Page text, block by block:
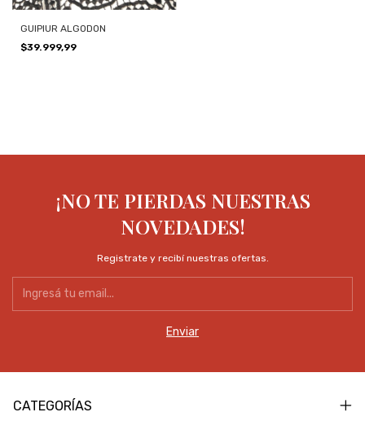
GUIPIUR ALGODON
$39.999,99
¡NO TE PIERDAS NUESTRAS
NOVEDADES!
Registrate y recibí nuestras ofertas.
CATEGORÍAS